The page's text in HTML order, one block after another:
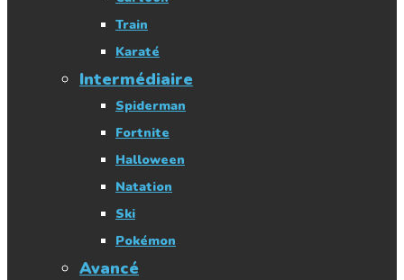
Train
Karaté
Intermédiaire
Spiderman
Fortnite
Halloween
Natation
Ski
Pokémon
Avancé